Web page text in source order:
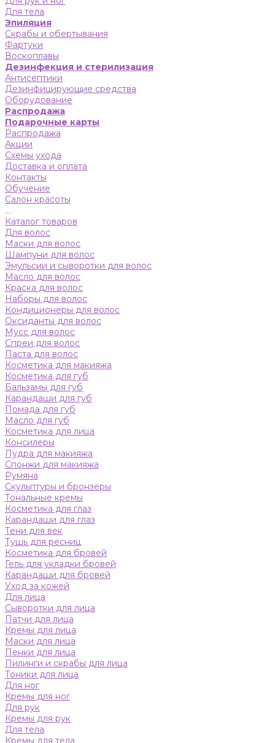
Для тела
Эпиляция
Скрабы и обертывания
Фартуки
Воскоплавы
Дезинфекция и стерилизация
Антисептики
Дезинфицирующие средства
Оборудование
Распродажа
Подарочные карты
Распродажа
Акции
Схемы ухода
Доставка и оплата
Контакты
Обучение
Салон красоты
...
Каталог товаров
Для волос
Маски для волос
Шампуни для волос
Эмульсии и сыворотки для волос
Масло для волос
Краска для волос
Наборы для волос
Кондиционеры для волос
Оксиданты для волос
Мусс для волос
Спреи для волос
Паста для волос
Косметика для макияжа
Косметика для губ
Бальзамы для губ
Карандаши для губ
Помада для губ
Масло для губ
Косметика для лица
Консилеры
Пудра для макияжа
Спонжи для макияжа
Румяна
Скульптуры и бронзеры
Тональные кремы
Косметика для глаз
Карандаши для глаз
Тени для век
Тушь для ресниц
Косметика для бровей
Гель для укладки бровей
Карандаши для бровей
Уход за кожей
Для лица
Сыворотки для лица
Патчи для лица
Кремы для лица
Маски для лица
Пенки для лица
Пилинги и скрабы для лица
Тоники для лица
Для ног
Кремы для ног
Для рук
Кремы для рук
Для тела
Кремы для тела